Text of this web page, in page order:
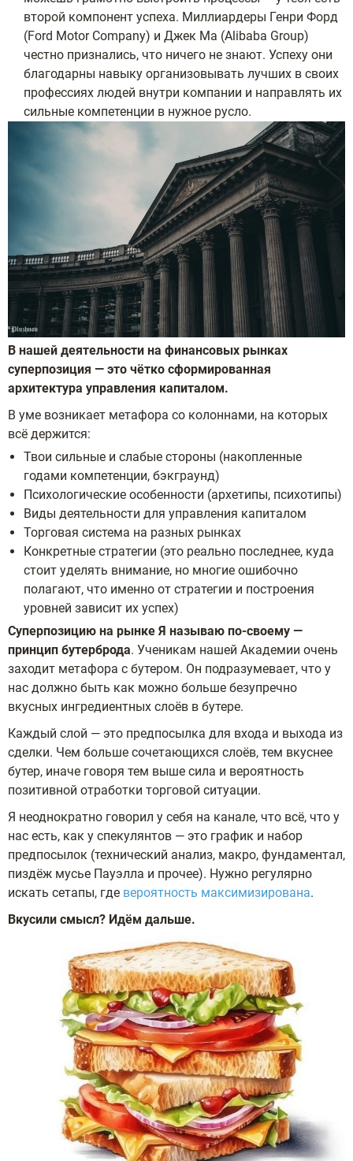
второй компонент успеха. Миллиардеры Генри Форд
(Ford Motor Company) и Джек Ма (Alibaba Group)
честно признались, что ничего не знают. Успеху они
благодарны навыку организовывать лучших в своих
профессиях людей внутри компании и направлять их
сильные компетенции в нужное русло.
В нашей деятельности на финансовых рынках
суперпозиция — это чётко сформированная
архитектура управления капиталом.
В уме возникает метафора со колоннами, на которых
всё держится:
Твои сильные и слабые стороны (накопленные
годами компетенции, бэкграунд)
Психологические особенности (архетипы, психотипы)
Виды деятельности для управления капиталом
Торговая система на разных рынках
Конкретные стратегии (это реально последнее, куда
стоит уделять внимание, но многие ошибочно
полагают, что именно от стратегии и построения
уровней зависит их успех)
Суперпозицию на рынке Я называю по-своему —
принцип бутерброда. Ученикам нашей Академии очень
заходит метафора с бутером. Он подразумевает, что у
нас должно быть как можно больше безупречно
вкусных ингредиентных слоёв в бутере.
Каждый слой — это предпосылка для входа и выхода из
сделки. Чем больше сочетающихся слоёв, тем вкуснее
бутер, иначе говоря тем выше сила и вероятность
позитивной отработки торговой ситуации.
Я неоднократно говорил у себя на канале, что всё, что у
нас есть, как у спекулянтов — это график и набор
предпосылок (технический анализ, макро, фундаментал,
пиздёж мусье Пауэлла и прочее). Нужно регулярно
искать сетапы, где вероятность максимизирована.
Вкусили смысл? Идём дальше.